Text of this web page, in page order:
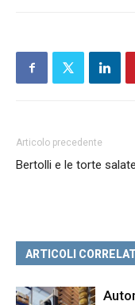
Articolo precedente
Bertolli e le torte salate
ARTICOLI